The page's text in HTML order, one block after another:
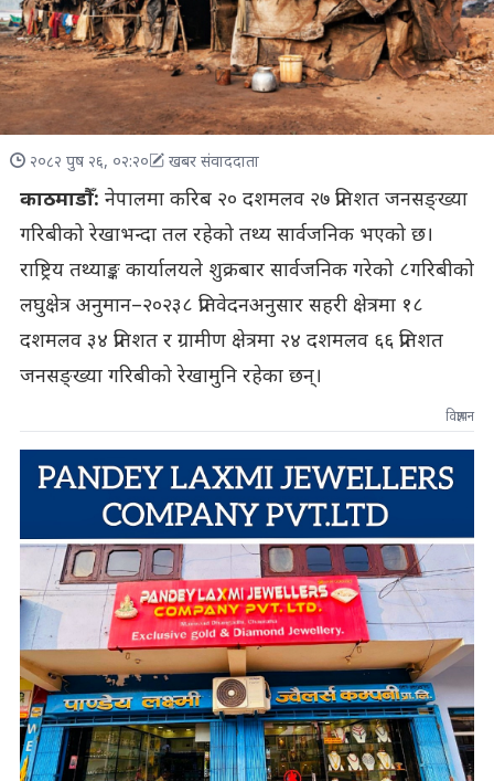
२०८२ पुष २६, ०२:२० खबर संवाददाता
काठमाडौँ: नेपालमा करिब २० दशमलव २७ प्रतिशत जनसङ्ख्या
गरिबीको रेखाभन्दा तल रहेको तथ्य सार्वजनिक भएको छ।
राष्ट्रिय तथ्याङ्क कार्यालयले शुक्रबार सार्वजनिक गरेको ८गरिबीको
लघुक्षेत्र अनुमान–२०२३८ प्रतिवेदनअनुसार सहरी क्षेत्रमा १८
दशमलव ३४ प्रतिशत र ग्रामीण क्षेत्रमा २४ दशमलव ६६ प्रतिशत
जनसङ्ख्या गरिबीको रेखामुनि रहेका छन्।
विज्ञापन